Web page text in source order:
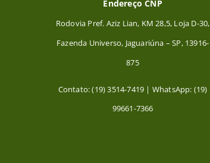
Endereço CNP
Rodovia Pref. Aziz Lian, KM 28,5, Loja D-30,
Fazenda Universo, Jaguariúna – SP, 13916-
875
Contato: (19) 3514-7419 | WhatsApp: (19)
99661-7366